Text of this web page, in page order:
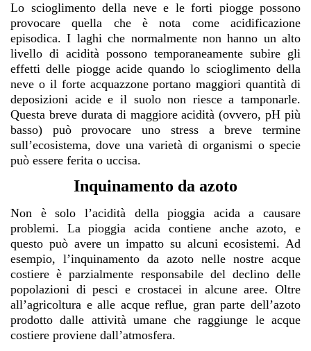
Lo scioglimento della neve e le forti piogge possono
provocare quella che è nota come acidificazione
episodica. I laghi che normalmente non hanno un alto
livello di acidità possono temporaneamente subire gli
effetti delle piogge acide quando lo scioglimento della
neve o il forte acquazzone portano maggiori quantità di
deposizioni acide e il suolo non riesce a tamponarle.
Questa breve durata di maggiore acidità (ovvero, pH più
basso) può provocare uno stress a breve termine
sull’ecosistema, dove una varietà di organismi o specie
può essere ferita o uccisa.
Inquinamento da azoto
Non è solo l’acidità della pioggia acida a causare
problemi. La pioggia acida contiene anche azoto, e
questo può avere un impatto su alcuni ecosistemi. Ad
esempio, l’inquinamento da azoto nelle nostre acque
costiere è parzialmente responsabile del declino delle
popolazioni di pesci e crostacei in alcune aree. Oltre
all’agricoltura e alle acque reflue, gran parte dell’azoto
prodotto dalle attività umane che raggiunge le acque
costiere proviene dall’atmosfera.